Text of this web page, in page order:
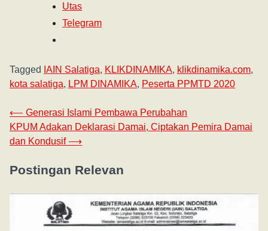
Utas
Telegram
Tagged IAIN Salatiga, KLIKDINAMIKA, klikdinamika.com,
kota salatiga, LPM DINAMIKA, Peserta PPMTD 2020
⟵ Generasi Islami Pembawa Perubahan
KPUM Adakan Deklarasi Damai, Ciptakan Pemira Damai
dan Kondusif ⟶
Postingan Relevan